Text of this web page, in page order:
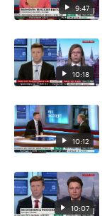
9:47
10:18
10:12
10:07